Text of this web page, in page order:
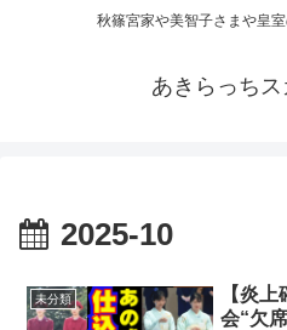
秋篠宮家や美智子さまや皇
あきらっち
2025-10
未分類
【炎
会“欠